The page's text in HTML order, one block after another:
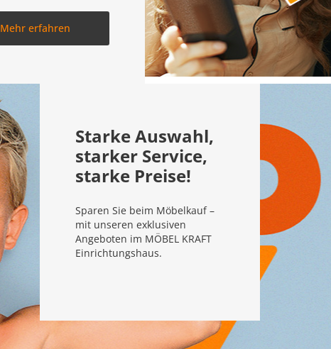
Mehr erfahren
Starke Auswahl,
starker Service,
starke Preise!
Sparen Sie beim Möbelkauf –
mit unseren exklusiven
Angeboten im MÖBEL KRAFT
Einrichtungshaus.